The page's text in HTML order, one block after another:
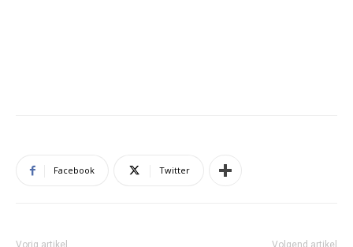
Facebook Twitter
Vorig artikel Volgend artikel